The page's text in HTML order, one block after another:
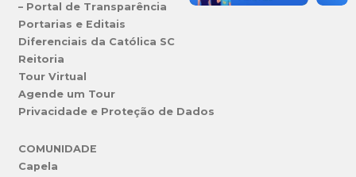
– Portal de Transparência
Portarias e Editais
Diferenciais da Católica SC
Reitoria
Tour Virtual
Agende um Tour
Privacidade e Proteção de Dados
COMUNIDADE
Capela